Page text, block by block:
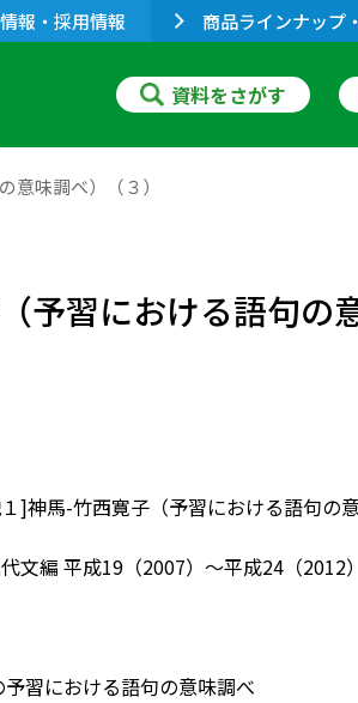
報・採用情報 商品ラインナップ
資料をさがす
意味調べ）（３）
予習における語句の
]神馬-竹西寛子（予習における語句の
代文編 平成19（2007）～平成24（2012
習における語句の意味調べ